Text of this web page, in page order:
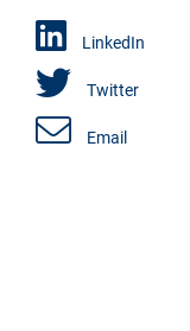
LinkedIn
Twitter
Email